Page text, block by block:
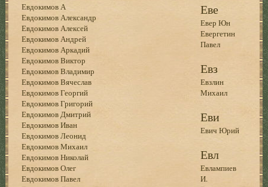
Евдокимов А
Евдокимов Александр
Евдокимов Алексей
Евдокимов Андрей
Евдокимов Аркадий
Евдокимов Виктор
Евдокимов Владимир
Евдокимов Вячеслав
Евдокимов Георгий
Евдокимов Григорий
Евдокимов Дмитрий
Евдокимов Иван
Евдокимов Леонид
Евдокимов Михаил
Евдокимов Николай
Евдокимов Олег
Евдокимов Павел
Еве
Евер Юн
Евергетин
Павел
Евз
Евзлин
Михаил
Еви
Евич Юрий
Евл
Евлампиев
И.